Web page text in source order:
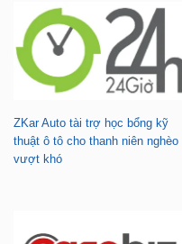
ZKar Auto tài trợ học bổng kỹ
thuật ô tô cho thanh niên nghèo
vượt khó